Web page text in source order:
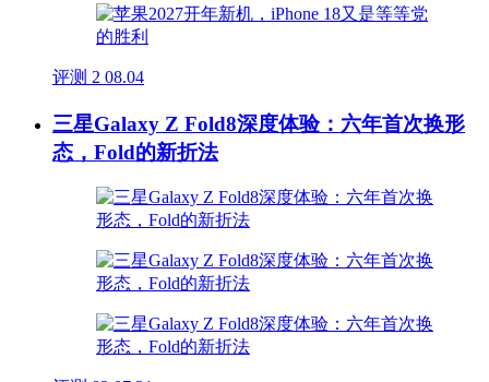
评测 2 08.04
三星Galaxy Z Fold8深度体验：六年首次换形
态，Fold的新折法